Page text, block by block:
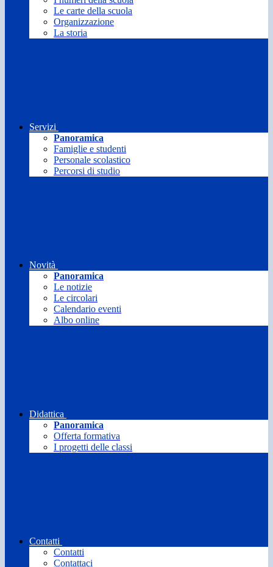
Le carte della scuola
Organizzazione
La storia
Servizi
Panoramica
Famiglie e studenti
Personale scolastico
Percorsi di studio
Novità
Panoramica
Le notizie
Le circolari
Calendario eventi
Albo online
Didattica
Panoramica
Offerta formativa
I progetti delle classi
Contatti
Contatti
Contattaci